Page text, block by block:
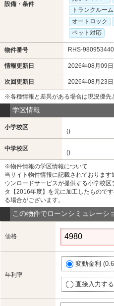
設備・条件
トランクルーム
オートロック
ペット対応
物件番号 RHS-980953440
情報更新日 2026年08月09日
次回更新日 2026年08月23日
※各種情報と差異がある場合は現況優先
学区情報
小学校区
()
中学校区
()
※物件情報の学区情報について
当サイト物件情報に記載されておりま
ウンロードサービスが提供する小学校
タ【2016年度】を元に加工したもので
る場合がございます。
この物件でローンシミュレーシ
価格
年利率
変動金利
直接入力する